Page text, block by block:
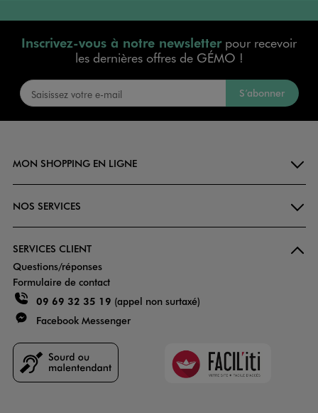
Inscrivez-vous à notre newsletterpour recevoir
les dernières offres de GÉMO !
S’abonner
MON SHOPPING EN LIGNE
NOS SERVICES
SERVICES CLIENT
Questions/réponses
Formulaire de contact
09 69 32 35 19 (appel non surtaxé)
Facebook Messenger
Faciliti